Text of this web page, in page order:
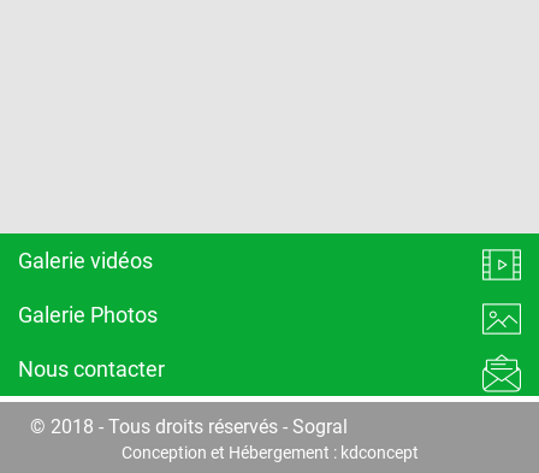
Galerie vidéos
Galerie Photos
Nous contacter
© 2018 - Tous droits réservés - Sogral
Conception et Hébergement : kdconcept